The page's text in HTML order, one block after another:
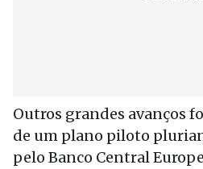
Outros grandes avanços
de um plano piloto
pelo Banco Central